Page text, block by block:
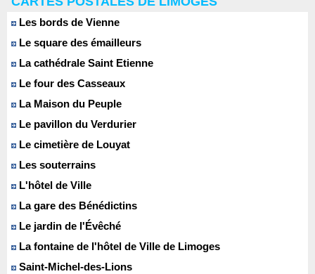
Les bords de Vienne
Le square des émailleurs
La cathédrale Saint Etienne
Le four des Casseaux
La Maison du Peuple
Le pavillon du Verdurier
Le cimetière de Louyat
Les souterrains
L'hôtel de Ville
La gare des Bénédictins
Le jardin de l'Évêché
La fontaine de l'hôtel de Ville de Limoges
Saint-Michel-des-Lions